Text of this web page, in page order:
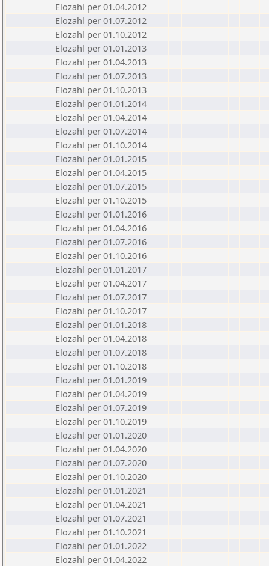
Elozahl per 01.04.2012
Elozahl per 01.07.2012
Elozahl per 01.10.2012
Elozahl per 01.01.2013
Elozahl per 01.04.2013
Elozahl per 01.07.2013
Elozahl per 01.10.2013
Elozahl per 01.01.2014
Elozahl per 01.04.2014
Elozahl per 01.07.2014
Elozahl per 01.10.2014
Elozahl per 01.01.2015
Elozahl per 01.04.2015
Elozahl per 01.07.2015
Elozahl per 01.10.2015
Elozahl per 01.01.2016
Elozahl per 01.04.2016
Elozahl per 01.07.2016
Elozahl per 01.10.2016
Elozahl per 01.01.2017
Elozahl per 01.04.2017
Elozahl per 01.07.2017
Elozahl per 01.10.2017
Elozahl per 01.01.2018
Elozahl per 01.04.2018
Elozahl per 01.07.2018
Elozahl per 01.10.2018
Elozahl per 01.01.2019
Elozahl per 01.04.2019
Elozahl per 01.07.2019
Elozahl per 01.10.2019
Elozahl per 01.01.2020
Elozahl per 01.04.2020
Elozahl per 01.07.2020
Elozahl per 01.10.2020
Elozahl per 01.01.2021
Elozahl per 01.04.2021
Elozahl per 01.07.2021
Elozahl per 01.10.2021
Elozahl per 01.01.2022
Elozahl per 01.04.2022